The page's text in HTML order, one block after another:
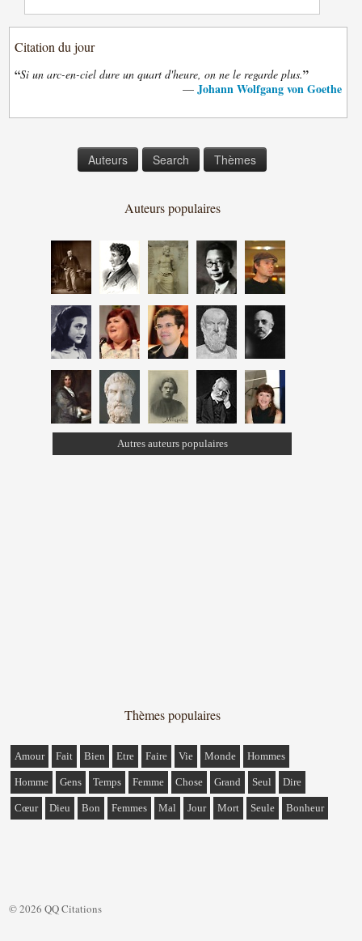
Citation du jour
“Si un arc-en-ciel dure un quart d'heure, on ne le regarde plus.”
— Johann Wolfgang von Goethe
Auteurs Search Thèmes
Auteurs populaires
Autres auteurs populaires
Thèmes populaires
Amour Fait Bien Etre Faire Vie Monde Hommes
Homme Gens Temps Femme Chose Grand Seul Dire
Cœur Dieu Bon Femmes Mal Jour Mort Seule Bonheur
© 2026 QQ Citations